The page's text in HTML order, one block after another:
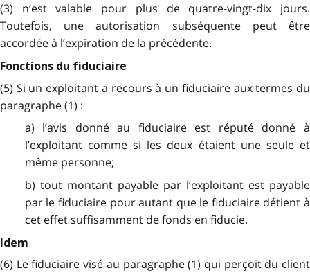
(3) n’est valable pour plus de quatre-vingt-dix jours.
Toutefois, une autorisation subséquente peut être
accordée à l’expiration de la précédente.
Fonctions du fiduciaire
(5) Si un exploitant a recours à un fiduciaire aux termes du
paragraphe (1) :
a) l’avis donné au fiduciaire est réputé donné à
l’exploitant comme si les deux étaient une seule et
même personne;
b) tout montant payable par l’exploitant est payable
par le fiduciaire pour autant que le fiduciaire détient à
cet effet suffisamment de fonds en fiducie.
Idem
(6) Le fiduciaire visé au paragraphe (1) qui perçoit du client